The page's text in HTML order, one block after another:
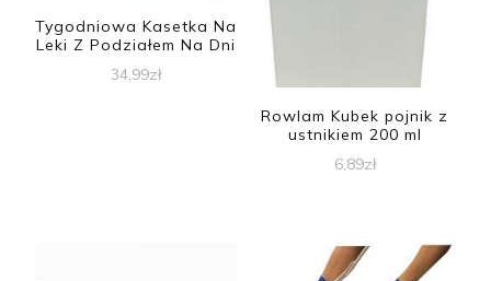
Tygodniowa Kasetka Na
Leki Z Podziałem Na Dni
34,99zł
Rowlam Kubek pojnik z
ustnikiem 200 ml
6,89zł